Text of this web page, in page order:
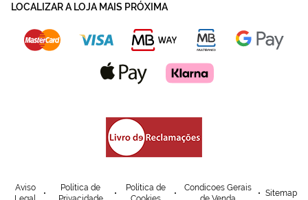
LOCALIZAR A LOJA MAIS PRÓXIMA
Aviso
Política de
Política de
Condicoes Gerais
Sitemap